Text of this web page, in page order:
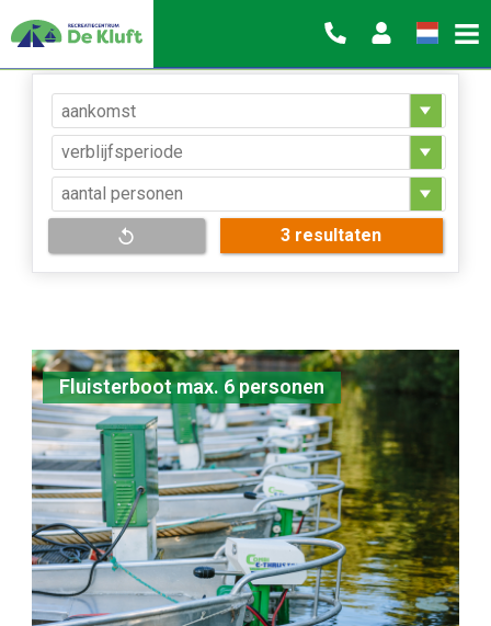
resultaten
Fluisterboot max. 6 personen